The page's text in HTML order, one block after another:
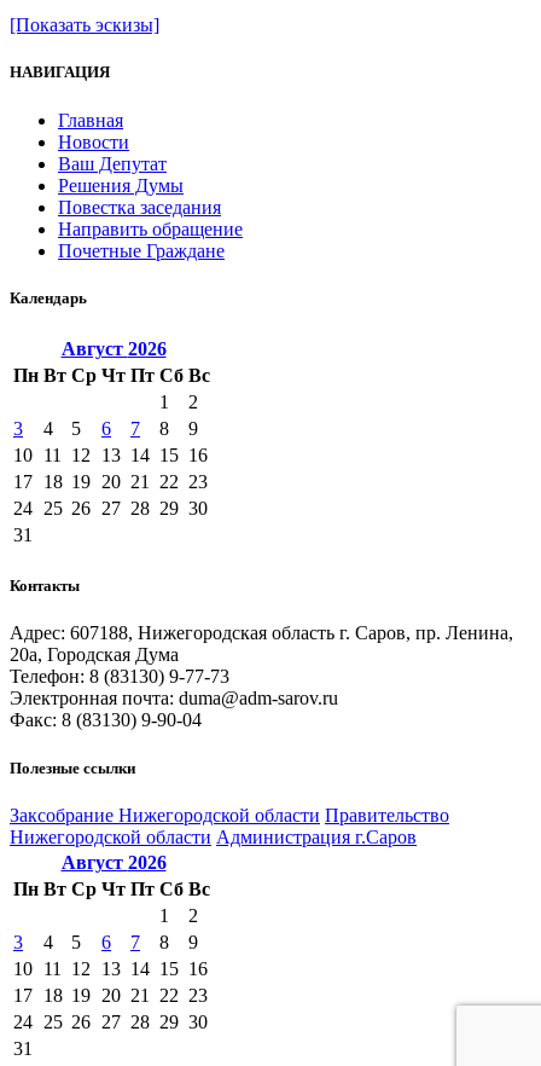
[Показать эскизы]
НАВИГАЦИЯ
Главная
Новости
Ваш Депутат
Решения Думы
Повестка заседания
Направить обращение
Почетные Граждане
Календарь
Август 2026
Пн Вт Ср Чт Пт Сб Вс
1
2
3
4 5 6 7 8
9
10 11 12 13 14 15 16
17 18 19 20 21 22 23
24 25 26 27 28 29 30
31
Контакты
Адрес: 607188, Нижегородская область г. Саров, пр. Ленина,
20а, Городская Дума
Телефон: 8 (83130) 9-77-73
Электронная почта: duma@adm-sarov.ru
Факс: 8 (83130) 9-90-04
Полезные ссылки
Закcобрание Нижегородской области Правительство
Нижегородской области Администрация г.Саров
Август 2026
Пн Вт Ср Чт Пт Сб Вс
1
2
3
4 5 6 7 8
9
10 11 12 13 14 15 16
17 18 19 20 21 22 23
24 25 26 27 28 29 30
31